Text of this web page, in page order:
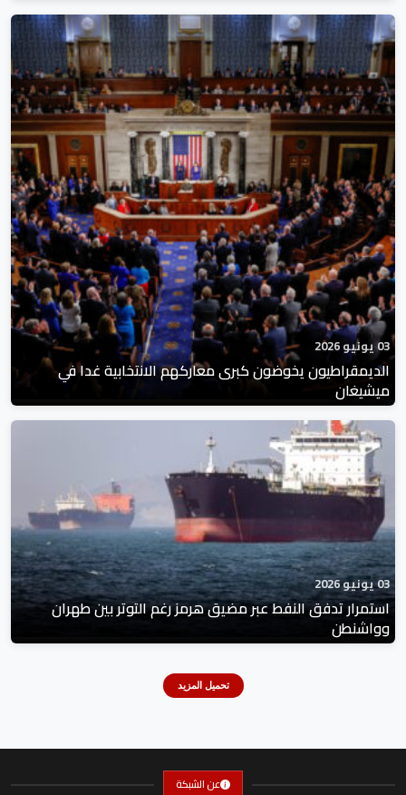
03 يونيو 2026
الديمقراطيون يخوضون كبرى معاركهم الانتخابية غدا في
ميشيغان
03 يونيو 2026
استمرار تدفق النفط عبر مضيق هرمز رغم التوتر بين طهران
وواشنطن
تحميل المزيد
عن الشبكة